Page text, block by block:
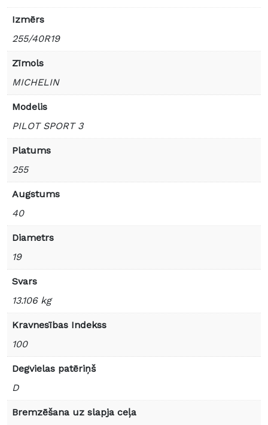
Izmērs
255/40R19
Zīmols
MICHELIN
Modelis
PILOT SPORT 3
Platums
255
Augstums
40
Diametrs
19
Svars
13.106 kg
Kravnesības Indekss
100
Degvielas patēriņš
D
Bremzēšana uz slapja ceļa